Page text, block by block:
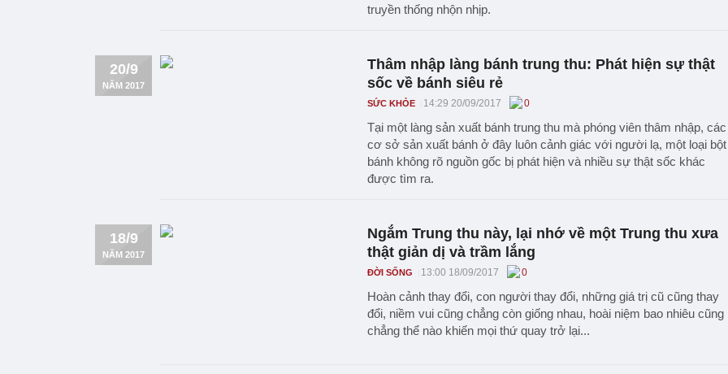
truyền thống nhộn nhịp.
20/9
NĂM 2017
Thâm nhập làng bánh trung thu: Phát hiện sự thật
sốc về bánh siêu rẻ
SỨC KHỎE 14:29 20/09/2017 0
Tại một làng sản xuất bánh trung thu mà phóng viên thâm nhập, các
cơ sở sản xuất bánh ở đây luôn cảnh giác với người lạ, một loại bột
bánh không rõ nguồn gốc bị phát hiện và nhiều sự thật sốc khác
được tìm ra.
18/9
NĂM 2017
Ngắm Trung thu này, lại nhớ về một Trung thu xưa
thật giản dị và trầm lắng
ĐỜI SỐNG 13:00 18/09/2017 0
Hoàn cảnh thay đổi, con người thay đổi, những giá trị cũ cũng thay
đổi, niềm vui cũng chẳng còn giống nhau, hoài niệm bao nhiêu cũng
chẳng thể nào khiến mọi thứ quay trở lại...